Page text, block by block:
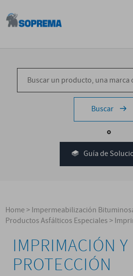
Buscar
o
Guía de
Home>Impermeabilización
Productos Asfálticos Especiales>
IMPRIMACIÓN Y
PROTECCIÓN